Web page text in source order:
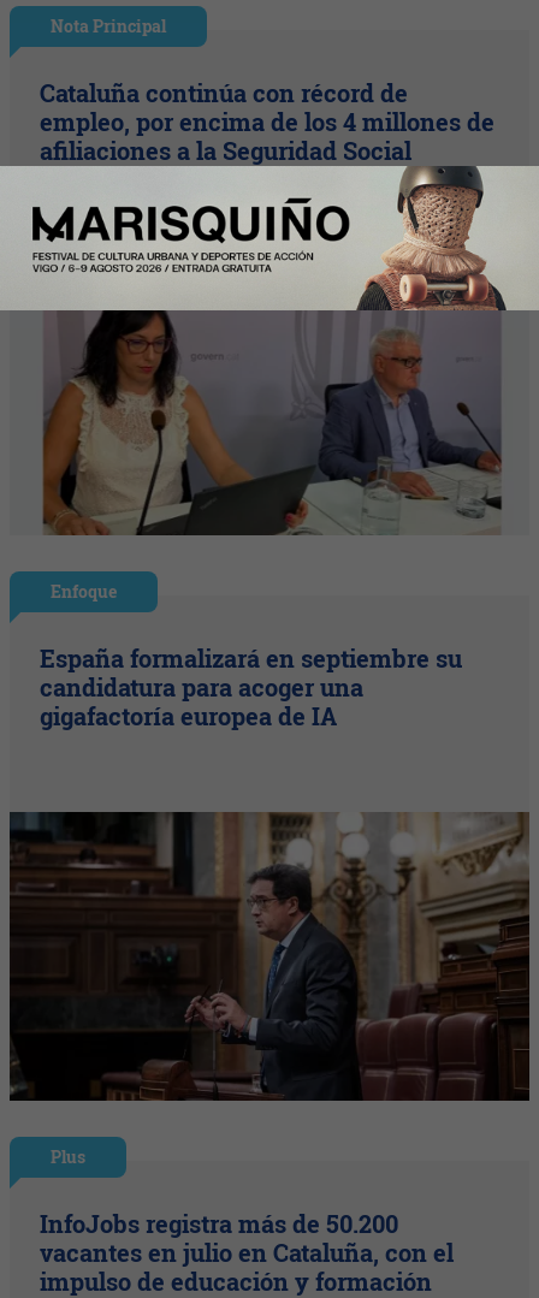
Nota Principal
Cataluña continúa con récord de
empleo, por encima de los 4 millones de
afiliaciones a la Seguridad Social
Enfoque
España formalizará en septiembre su
candidatura para acoger una
gigafactoría europea de IA
Plus
InfoJobs registra más de 50.200
vacantes en julio en Cataluña, con el
impulso de educación y formación